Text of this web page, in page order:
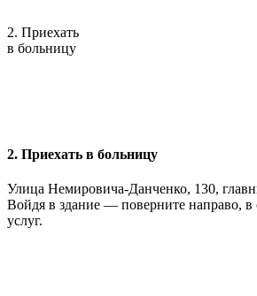
2. Приехать
в больницу
2. Приехать в больницу
Улица Немировича-Данченко, 130,
Войдя в здание — поверните направо, в
услуг.